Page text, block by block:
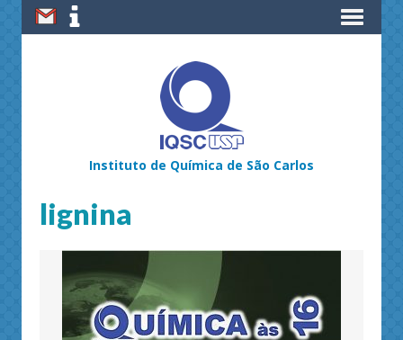
Instituto de Química de São Carlos
lignina